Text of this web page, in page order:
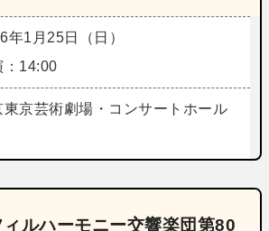
年1月25日（日）
：14:00
東京芸術劇場・コンサートホール
ルハーモニー交響楽団第80